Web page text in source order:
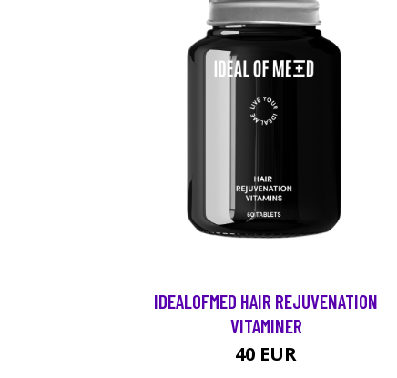
IDEALOFMED HAIR REJUVENATION
VITAMINER
40 EUR